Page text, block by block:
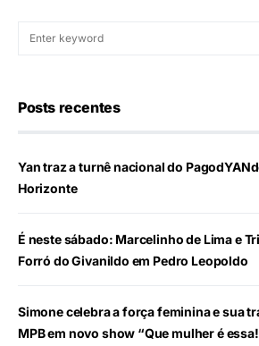
Posts recentes
Yan traz a turnê nacional do
Horizonte
É neste sábado: Marcelinho de Lima e
Forró do Givanildo em Pedro Leopoldo
Simone celebra a força feminina e sua
MPB em novo show “Que mulher é